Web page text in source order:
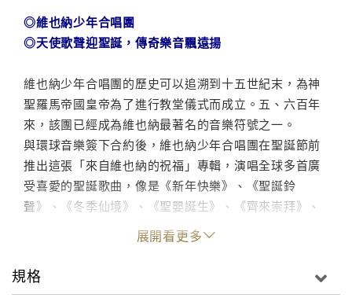
◎維也納少年合唱團
◎天使歌聲迎聖誕，傳奇樂音飄遠揚
維也納少年合唱團的歷史可以追溯到十五世紀末，為神
聖羅馬帝國皇帝為了進行教堂儀式而成立。五、六百年
來，該團已經成為維也納最著名的音樂符號之一。
與環球音樂簽下合約後，維也納少年合唱團在聖誕節前
推出這張「來自維也納的祝福」專輯，演唱全球多首廣
受喜愛的聖誕歌曲，像是《新年快樂》、《聖誕鈴
聲》、《冬季仙境》、《聖嬰誕生》、《齊來崇拜》、
《祝你聖誕快樂》、《普世歡騰》、小野洋子與藍儂的
名曲《聖誕快樂（戰爭可以結束）》。
除了這些年輕的孩子，幾位全球知名的音樂家也在這張
展開看更多
規格